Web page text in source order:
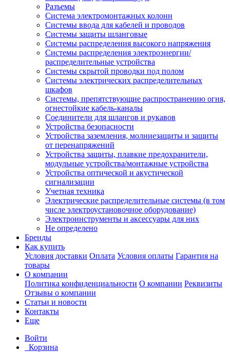
Разъемы
Система электромонтажных колонн
Системы ввода для кабелей и проводов
Системы защиты шланговые
Системы распределения высокого напряжения
Системы распределения электроэнергии/
распределительные устройства
Системы скрытой проводки под полом
Системы электрических распределительных
шкафов
Системы, препятствующие распространению огня,
огнестойкие кабель-каналы
Соединители для шлангов и рукавов
Устройства безопасности
Устройства заземления, молниезащиты и защиты
от перенапряжений
Устройства защиты, плавкие предохранители,
модульные устройства/монтажные устройства
Устройства оптической и акустической
сигнализации
Учетная техника
Электрические распределительные системы (в том
числе электроустановочное оборудование)
Электроинструменты и аксессуары для них
Не определено
Бренды
Как купить
Условия доставки Оплата Условия оплаты Гарантия на
товары
О компании
Политика конфиденциальности О компании Реквизиты
Отзывы о компании
Статьи и новости
Контакты
Еще
Войти
Корзина